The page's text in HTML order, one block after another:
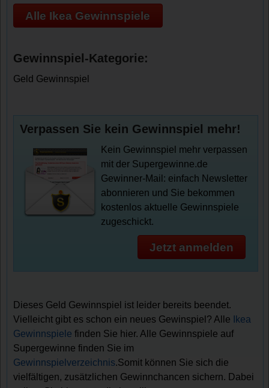
Alle Ikea Gewinnspiele
Gewinnspiel-Kategorie:
Geld Gewinnspiel
Verpassen Sie kein Gewinnspiel mehr!
Kein Gewinnspiel mehr verpassen
mit der Supergewinne.de
Gewinner-Mail: einfach Newsletter
abonnieren und Sie bekommen
kostenlos aktuelle Gewinnspiele
zugeschickt.
Jetzt anmelden
Dieses Geld Gewinnspiel ist leider bereits beendet.
Vielleicht gibt es schon ein neues Gewinspiel? Alle
Ikea
Gewinnspiele finden Sie hier. Alle Gewinnspiele auf
Supergewinne finden Sie im
Gewinnspielverzeichnis.Somit können Sie sich die
vielfältigen, zusätzlichen Gewinnchancen sichern. Dabei